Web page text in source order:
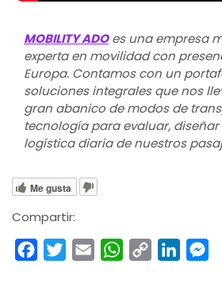
MOBILITY ADO es una empresa
experta en movilidad con
Europa. Contamos con un
soluciones integrales que nos
gran abanico de modos de
tecnología para evaluar,
logística diaria de nuestros
Me gusta
Compartir:
FacebookTwitterEmail WhatsApp
Copy
LinkedIn